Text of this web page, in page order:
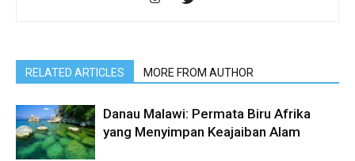
RELATED ARTICLES MORE FROM AUTHOR
Danau Malawi: Permata Biru Afrika
yang Menyimpan Keajaiban Alam